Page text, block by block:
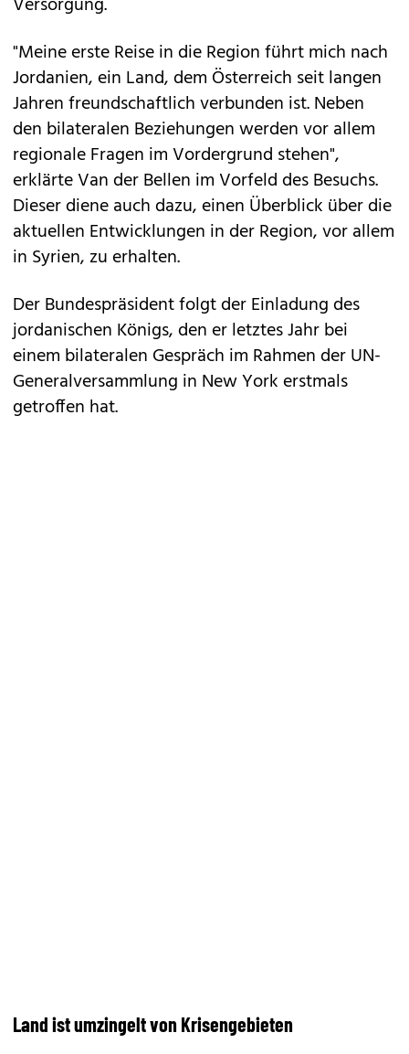
"Meine erste Reise in die Region führt mich nach
Jordanien, ein Land, dem Österreich seit langen
Jahren freundschaftlich verbunden ist. Neben
den bilateralen Beziehungen werden vor allem
regionale Fragen im Vordergrund stehen",
erklärte Van der Bellen im Vorfeld des Besuchs.
Dieser diene auch dazu, einen Überblick über die
aktuellen Entwicklungen in der Region, vor allem
in Syrien, zu erhalten.
Der Bundespräsident folgt der Einladung des
jordanischen Königs, den er letztes Jahr bei
einem bilateralen Gespräch im Rahmen der UN-
Generalversammlung in New York erstmals
getroffen hat.
Land ist umzingelt von Krisengebieten